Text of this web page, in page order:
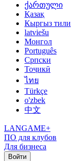
ქართული
Қазақ
Кыргыз тили
latviešu
Монгол
Português
Српски
Тоҷикӣ
ไทย
Türkçe
o'zbek
中文
LANGAME+
ПО для клубов
Для бизнеса
Войти